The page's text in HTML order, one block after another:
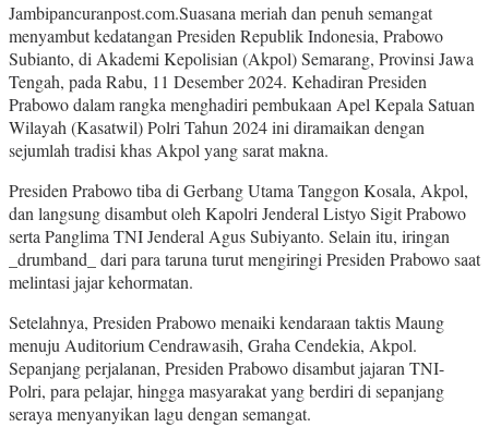
Jambipancuranpost.com.Suasana meriah dan penuh semangat
menyambut kedatangan Presiden Republik Indonesia, Prabowo
Subianto, di Akademi Kepolisian (Akpol) Semarang, Provinsi Jawa
Tengah, pada Rabu, 11 Desember 2024. Kehadiran Presiden
Prabowo dalam rangka menghadiri pembukaan Apel Kepala Satuan
Wilayah (Kasatwil) Polri Tahun 2024 ini diramaikan dengan
sejumlah tradisi khas Akpol yang sarat makna.
Presiden Prabowo tiba di Gerbang Utama Tanggon Kosala, Akpol,
dan langsung disambut oleh Kapolri Jenderal Listyo Sigit Prabowo
serta Panglima TNI Jenderal Agus Subiyanto. Selain itu, iringan
_drumband_ dari para taruna turut mengiringi Presiden Prabowo saat
melintasi jajar kehormatan.
Setelahnya, Presiden Prabowo menaiki kendaraan taktis Maung
menuju Auditorium Cendrawasih, Graha Cendekia, Akpol.
Sepanjang perjalanan, Presiden Prabowo disambut jajaran TNI-
Polri, para pelajar, hingga masyarakat yang berdiri di sepanjang
seraya menyanyikan lagu dengan semangat.